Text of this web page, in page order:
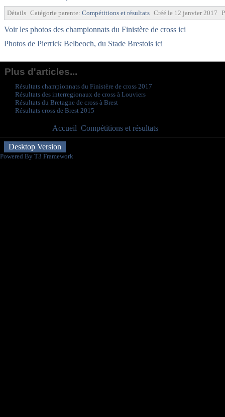
Détails Catégorie parente: Compétitions et résultats Créé le 12 janvier 2017
Voir les photos des championnats du Finistère de cross ici
Photos de Pierrick Belbeoch, du Stade Brestois ici
Plus d'articles...
Résultats championnats du Finistère de cross 2017
Résultats des interregionaux de cross à Louviers
Résultats du Bretagne de cross à Brest
Résultats cross de Brest 2015
Accueil Compétitions et résultats
Desktop Version
Powered By T3 Framework